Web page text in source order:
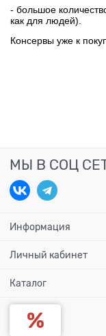
- большое
как для людей).
Консервы уже к
МЫ В СОЦ
Информация
Личный кабинет
Каталог